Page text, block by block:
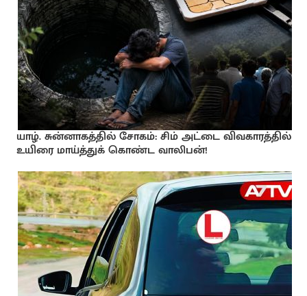
யாழ். சுன்னாகத்தில் சோகம்: சிம் அட்டை விவகாரத்தில்
உயிரை மாய்த்துக் கொண்ட வாலிபன்!